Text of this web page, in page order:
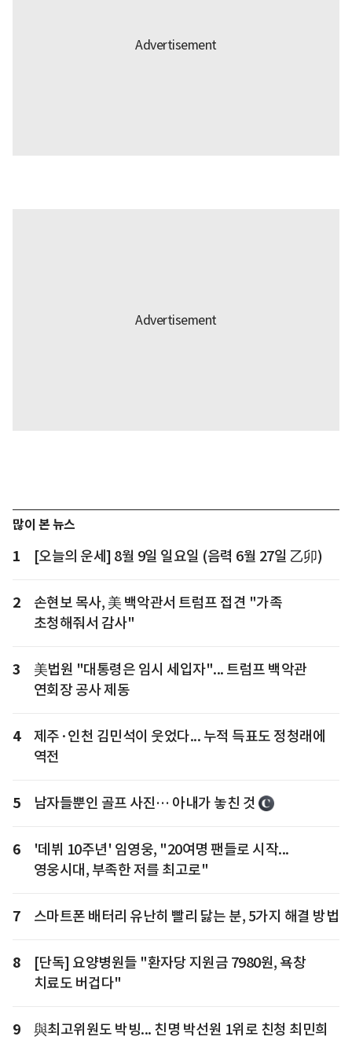
많이 본 뉴스
1 [오늘의 운세] 8월 9일 일요일 (음력 6월 27일 乙卯)
2
손현보 목사, 美 백악관서 트럼프 접견 "가족
초청해줘서 감사"
3
美법원 "대통령은 임시 세입자"... 트럼프 백악관
연회장 공사 제동
4
제주·인천 김민석이 웃었다... 누적 득표도 정청래에
역전
5 남자들뿐인 골프 사진… 아내가 놓친 것
6
'데뷔 10주년' 임영웅, "20여명 팬들로 시작...
영웅시대, 부족한 저를 최고로"
7 스마트폰 배터리 유난히 빨리 닳는 분, 5가지 해결 방법
8
[단독] 요양병원들 "환자당 지원금 7980원, 욕창
치료도 버겁다"
9
與최고위원도 박빙... 친명 박선원 1위로 친청 최민희